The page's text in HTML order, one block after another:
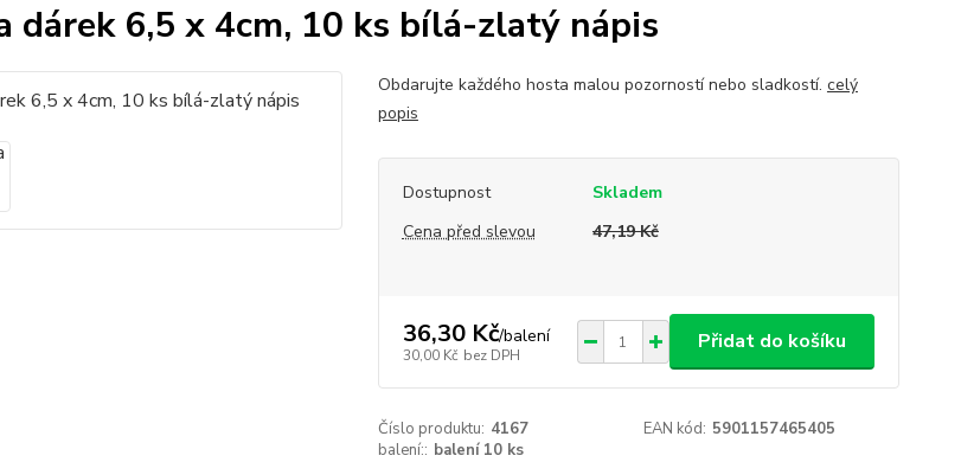
dárek 6,5 x 4cm, 10 ks bílá-zlatý nápis
Obdarujte každého hosta malou pozorností nebo sladkostí. celý
popis
Dostupnost
Skladem
Cena před slevou
47,19 Kč
36,30 Kč/balení
30,00 Kč bez DPH
Přidat do košíku
Číslo produktu: 4167 EAN kód: 5901157465405
balení:: balení 10 ks